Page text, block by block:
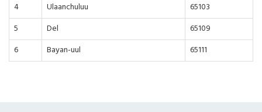
4
Ulaanchuluu
65103
5
Del
65109
6
Bayan-uul 65111